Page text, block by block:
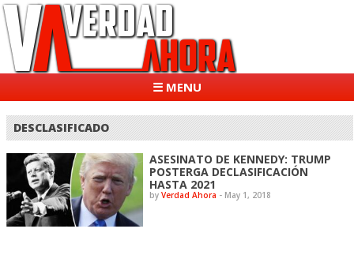
☰ MENU
DESCLASIFICADO
ASESINATO DE KENNEDY: TRUMP
POSTERGA DECLASIFICACIÓN
HASTA 2021
byVerdad Ahora - May 1, 2018